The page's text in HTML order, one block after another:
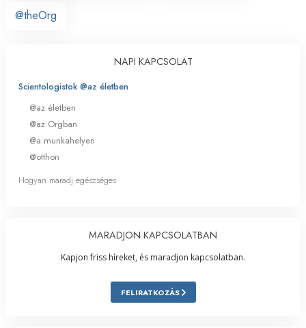
@theOrg
NAPI KAPCSOLAT
Scientologistok @az életben
@az életben
@az Orgban
@a munkahelyen
@otthon
Hogyan maradj egészséges
MARADJON KAPCSOLATBAN
Kapjon friss híreket, és maradjon kapcsolatban.
FELIRATKOZÁS